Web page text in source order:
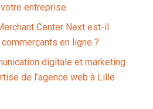
entreprise
Center Next est-il
en ligne ?
digitale et marketing
de l’agence web à Lille